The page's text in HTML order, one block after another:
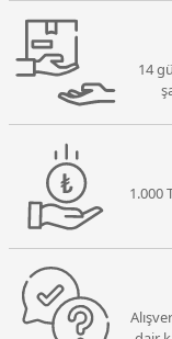
14
1.000